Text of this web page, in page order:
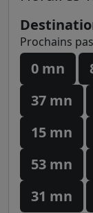
Prochains
0 mn
37 mn
15 mn
53 mn
31 mn